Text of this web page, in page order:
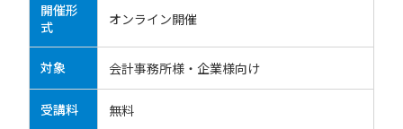
開催形
式
オンライン開催
対象 会計事務所様・企業様向け
受講料 無料